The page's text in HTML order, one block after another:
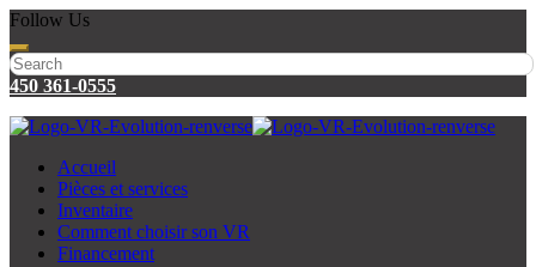
Follow Us
450 361-0555
Accueil
Pièces et services
Inventaire
Comment choisir son VR
Financement